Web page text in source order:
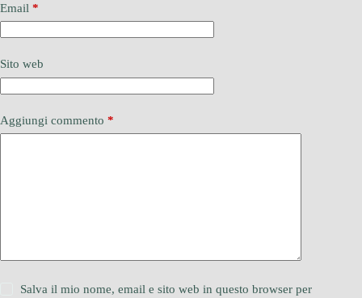
Email *
Sito web
Aggiungi commento *
Salva il mio nome, email e sito web in questo browser per